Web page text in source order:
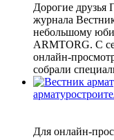
Дорогие друзья
журнала
небольшому
ARMTORG. С
онлайн-
собрали
Для онлайн-